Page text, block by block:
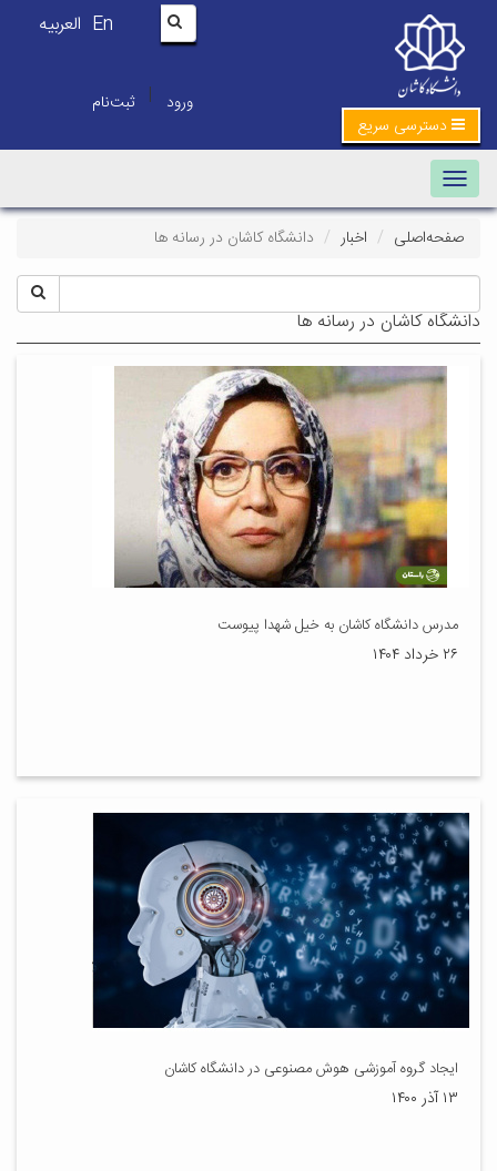
En العربیه
ورود | ثبت‌نام
دسترسی سریع
Toggle navigation
صفحه‌اصلی اخبار دانشگاه کاشان در رسانه ها
دانشگاه کاشان در رسانه ها
مدرس دانشگاه کاشان به خیل شهدا پیوست
۲۶ خرداد ۱۴۰۴
ایجاد گروه آموزشی هوش مصنوعی در دانشگاه کاشان
۱۳ آذر ۱۴۰۰